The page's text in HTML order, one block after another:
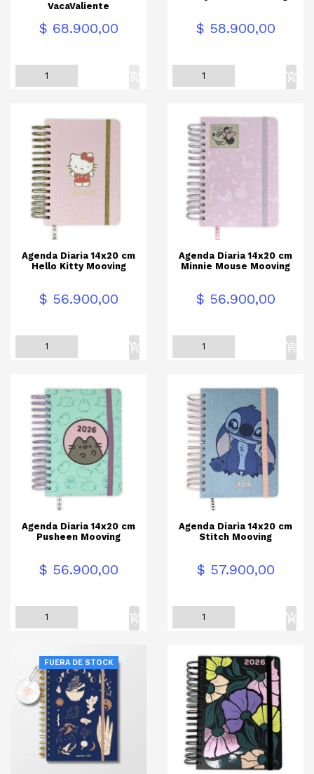
VacaValiente
Precio$ 68.900,00 Precio$ 58.900,00
Agenda Diaria 14x20 cm
Hello Kitty Mooving
Precio$ 56.900,00
Agenda Diaria 14x20 cm
Minnie Mouse Mooving
Precio$ 56.900,00
Agenda Diaria 14x20 cm
Pusheen Mooving
Precio$ 56.900,00
Agenda Diaria 14x20 cm
Stitch Mooving
Precio$ 57.900,00
FUERA DE STOCK